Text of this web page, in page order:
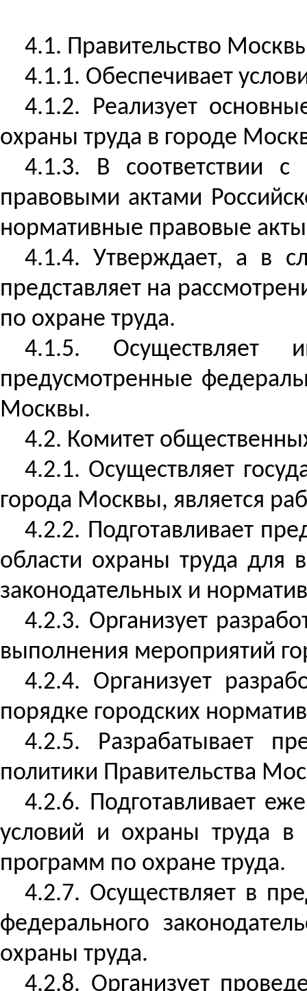
4.1. Правительство
4.1.1. Обеспечивает
4.1.2. Реализует
охраны труда в городе
4.1.3. В соответствии
правовыми актами
нормативные правовые
4.1.4. Утверждает, а в
представляет на
по охране труда.
4.1.5. Осуществляет
предусмотренные
Москвы.
4.2. Комитет
4.2.1. Осуществляет
города Москвы, является
4.2.2. Подготавливает
области охраны труда для
законодательных и
4.2.3. Организует
выполнения мероприятий
4.2.4. Организует
порядке городских
4.2.5. Разрабатывает
политики Правительства
4.2.6. Подготавливает
условий и охраны труда в
программ по охране труда.
4.2.7. Осуществляет в
федерального
охраны труда.
4.2.8. Организует